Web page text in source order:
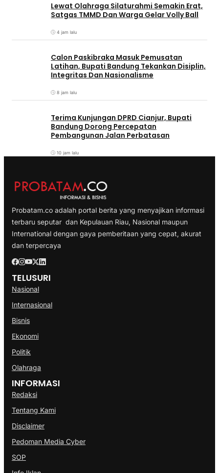
Lewat Olahraga Silaturahmi Semakin Erat,
Satgas TMMD Dan Warga Gelar Volly Ball
4 jam lalu
Calon Paskibraka Masuk Pemusatan
Latihan, Bupati Bandung Tekankan Disiplin,
Integritas Dan Nasionalisme
8 jam lalu
Terima Kunjungan DPRD Cianjur, Bupati
Bandung Dorong Percepatan
Pembangunan Jalan Perbatasan
10 jam lalu
Probatam.co adalah portal berita yang menyajikan informasi
terbaru seputar dan Kepulauan Riau, Nasional maupun
International dengan gaya pemberitaan yang cepat, akurat
dan terpercaya
TELUSURI
Nasional
Internasional
Bisnis
Ekonomi
Politik
Olahraga
INFORMASI
Redaksi
Tentang Kami
Disclaimer
Pedoman Media Cyber
SOP